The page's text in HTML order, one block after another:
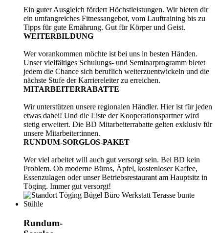
Ein guter Ausgleich fördert Höchstleistungen. Wir bieten dir
ein umfangreiches Fitnessangebot, vom Lauftraining bis zu
Tipps für gute Ernährung. Gut für Körper und Geist.
WEITERBILDUNG
Wer vorankommen möchte ist bei uns in besten Händen.
Unser vielfältiges Schulungs- und Seminarprogramm bietet
jedem die Chance sich beruflich weiterzuentwickeln und die
nächste Stufe der Karriereleiter zu erreichen.
MITARBEITERRABATTE
Wir unterstützen unsere regionalen Händler. Hier ist für jeden
etwas dabei! Und die Liste der Kooperationspartner wird
stetig erweitert. Die BD Mitarbeiterrabatte gelten exklusiv für
unsere Mitarbeiter:innen.
RUNDUM-SORGLOS-PAKET
Wer viel arbeitet will auch gut versorgt sein. Bei BD kein
Problem. Ob moderne Büros, Äpfel, kostenloser Kaffee,
Essenzulagen oder unser Betriebsrestaurant am Hauptsitz in
Töging. Immer gut versorgt!
Rundum-